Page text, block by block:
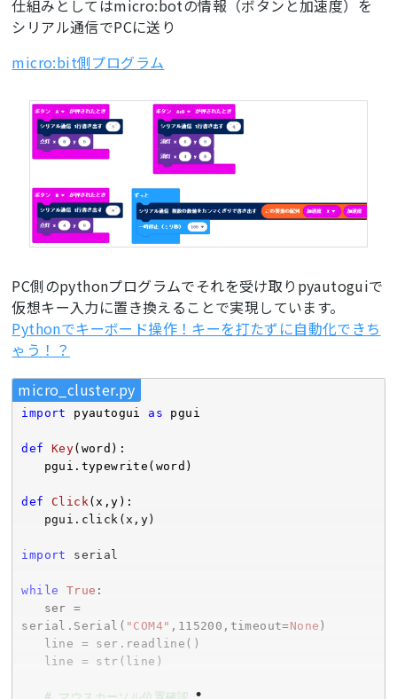
仕組みとしてはmicro:botの情報（ボタンと加速度）を
シリアル通信でPCに送り
micro:bit側プログラム
PC側のpythonプログラムでそれを受け取りpyautoguiで
仮想キー入力に置き換えることで実現しています。
Pythonでキーボード操作！キーを打たずに自動化できち
ゃう！？
micro_cluster.py
import pyautogui as pgui
def Key(word) :
def Click(x,y) :
import serial
while True :
serial.Serial( "COM4" , 115200 ,timeout=None )